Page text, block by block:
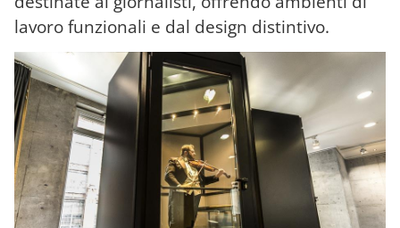
lavoro funzionali e dal design distintivo.